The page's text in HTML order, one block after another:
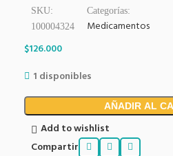
SKU:
100004324
Categorías:
Medicamentos
$126.000
1 disponibles
AÑADIR AL
Add to wishlist
Compartir